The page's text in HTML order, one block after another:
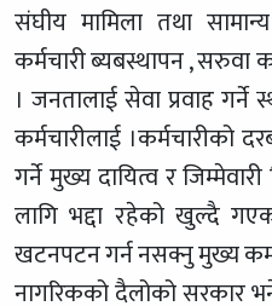
संघीय मामिला तथा
कर्मचारी ब्यबस्थापन , सरुवा
। जनतालाई सेवा प्रवाह गर्ने
कर्मचारीलाई ।कर्मचारीको
गर्ने मुख्य दायित्व र
लागि भद्दा रहेको खुल्दै
खटनपटन गर्न नसक्नु मुख्य
नागरिकको दैलोको सरकार